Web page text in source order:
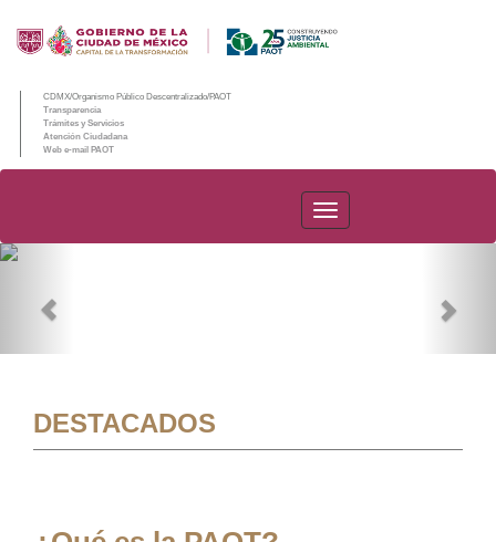
CDMX/Organismo Público Descentralizado/PAOT
Transparencia
Trámites y Servicios
Atención Ciudadana
Web e-mail PAOT
PAOT
DESTACADOS